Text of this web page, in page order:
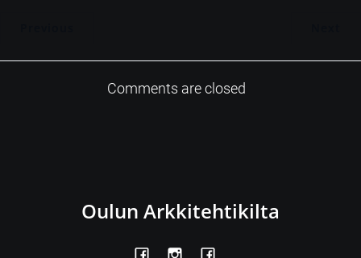
Comments are closed
Oulun Arkkitehtikilta